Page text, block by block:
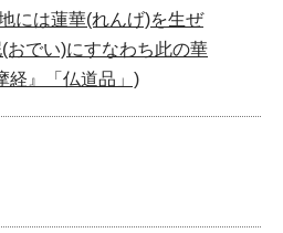
には蓮華(れんげ)を生ぜ
おでい)にすなわち此の華
経』「仏道品」)